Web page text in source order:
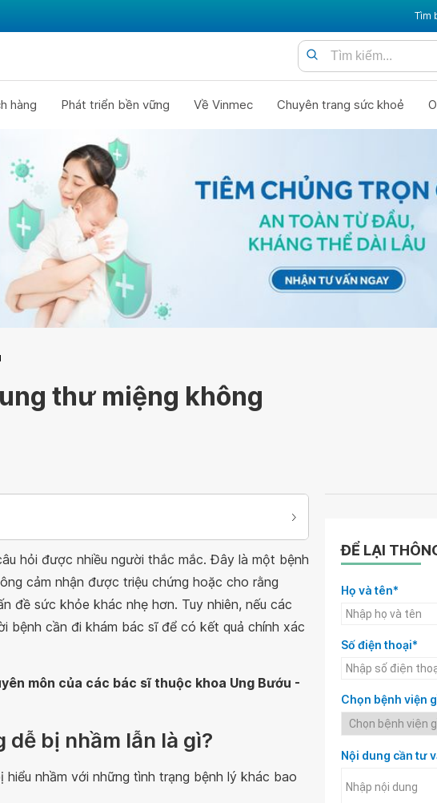
Tìm
hàng Phát triển bền vững Về Vinmec Chuyên trang sức khoẻ
thư miệng không
hỏi được nhiều người thắc mắc. Đây là một bệnh
cảm nhận được triệu chứng hoặc cho rằng
đề sức khỏe khác nhẹ hơn. Tuy nhiên, nếu các
bệnh cần đi khám bác sĩ để có kết quả chính xác
môn của các bác sĩ thuộc khoa Ung Bướu -
dễ bị nhầm lẫn là gì?
hiểu nhầm với những tình trạng bệnh lý khác bao
ĐỂ LẠI
Họ và tên*
Số điện thoại*
Chọn bệnh viện
Nội dung cần tư